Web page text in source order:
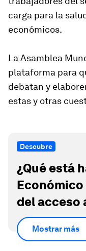
carga para la
económicos.
La Asamblea
plataforma para
debatan y
estas y otras
Descubre
¿Qué está
del acceso
Mostrar más